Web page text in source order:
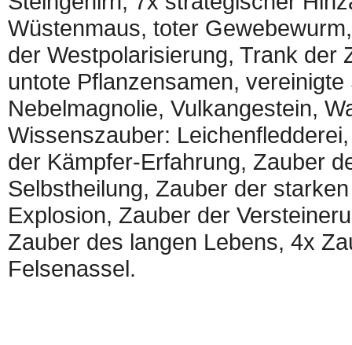
Wüstenmaus, toter
der Westpolarisierung, Trank der
untote Pflanzensamen,
Nebelmagnolie, Vulkangestein,
Wissenszauber:
der Kämpfer-Erfahrung, Zauber
Selbstheilung, Zauber der
Explosion, Zauber der
Zauber des langen Lebens, 4x
Felsenassel.